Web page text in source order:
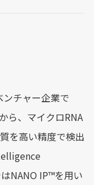
チャー企業で
ら、マイクロRNA
を高い精度で検出
NANO IP™を用い